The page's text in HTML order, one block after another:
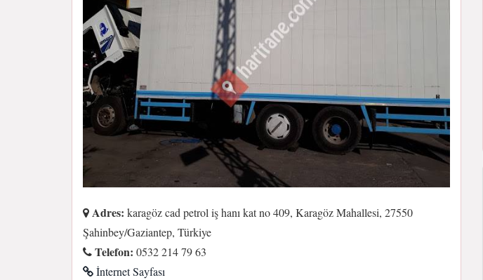
Adres: karagöz cad petrol iş hanı kat no 409, Karagöz Mahallesi, 27550
Şahinbey/Gaziantep, Türkiye
Telefon: 0532 214 79 63
İnternet Sayfası